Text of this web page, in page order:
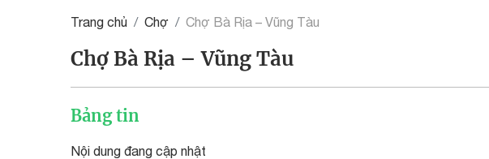
Trang chủ Chợ Chợ Bà Rịa – Vũng Tàu
Chợ Bà Rịa – Vũng Tàu
Bảng tin
Nội dung đang cập nhật